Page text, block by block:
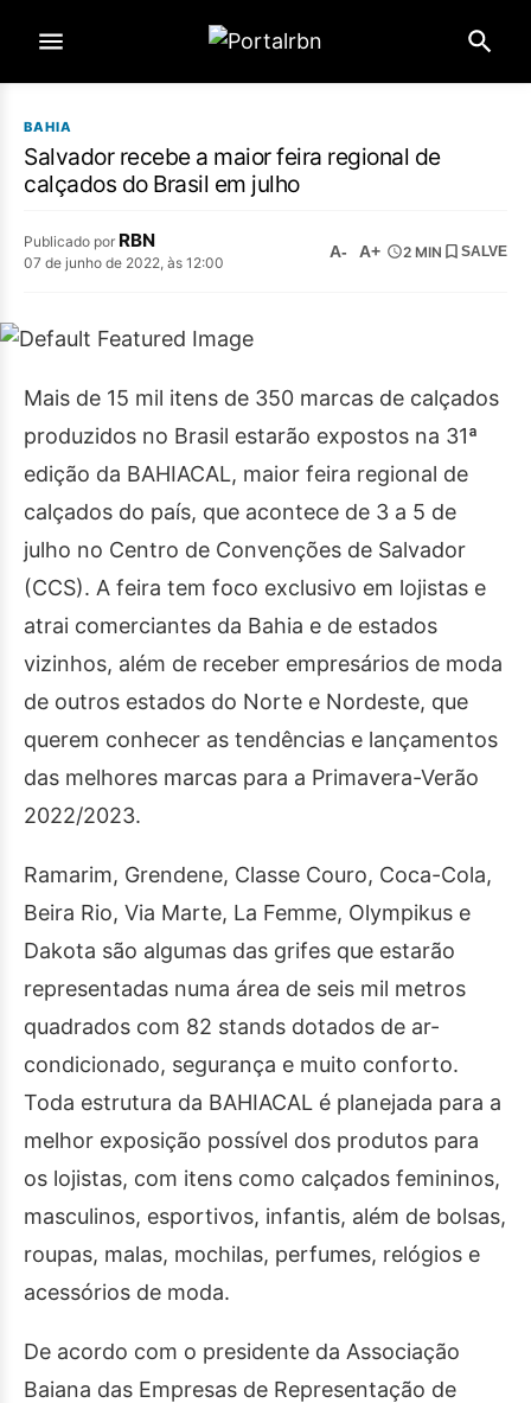
BAHIA
Salvador recebe a maior feira regional de
calçados do Brasil em julho
Publicado por RBN
07 de junho de 2022, às 12:00
A- A+ 2 MIN SALVE
Mais de 15 mil itens de 350 marcas de calçados
produzidos no Brasil estarão expostos na 31ª
edição da BAHIACAL, maior feira regional de
calçados do país, que acontece de 3 a 5 de
julho no Centro de Convenções de Salvador
(CCS). A feira tem foco exclusivo em lojistas e
atrai comerciantes da Bahia e de estados
vizinhos, além de receber empresários de moda
de outros estados do Norte e Nordeste, que
querem conhecer as tendências e lançamentos
das melhores marcas para a Primavera-Verão
2022/2023.
Ramarim, Grendene, Classe Couro, Coca-Cola,
Beira Rio, Via Marte, La Femme, Olympikus e
Dakota são algumas das grifes que estarão
representadas numa área de seis mil metros
quadrados com 82 stands dotados de ar-
condicionado, segurança e muito conforto.
Toda estrutura da BAHIACAL é planejada para a
melhor exposição possível dos produtos para
os lojistas, com itens como calçados femininos,
masculinos, esportivos, infantis, além de bolsas,
roupas, malas, mochilas, perfumes, relógios e
acessórios de moda.
De acordo com o presidente da Associação
Baiana das Empresas de Representação de